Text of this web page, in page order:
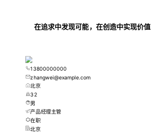
在追求中发现可能，在创造中实现价值
13800000000
zhangwei@example.com
北京
32
男
产品经理主管
在职
北京